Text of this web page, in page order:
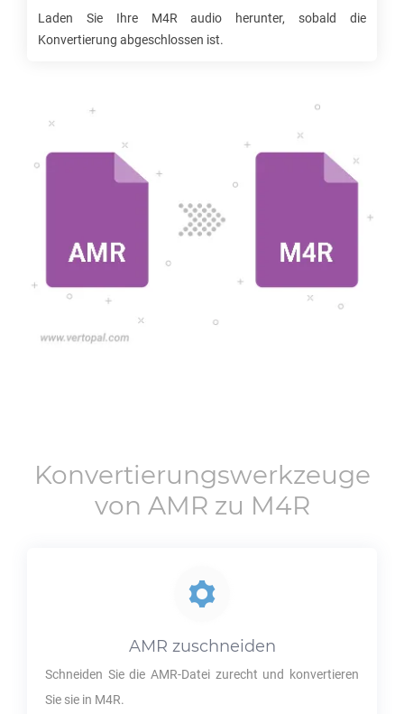
Laden Sie Ihre M4R audio herunter, sobald die
Konvertierung abgeschlossen ist.
Konvertierungswerkzeuge
von AMR zu M4R
AMR zuschneiden
Schneiden Sie die AMR-Datei zurecht und konvertieren
Sie sie in M4R.